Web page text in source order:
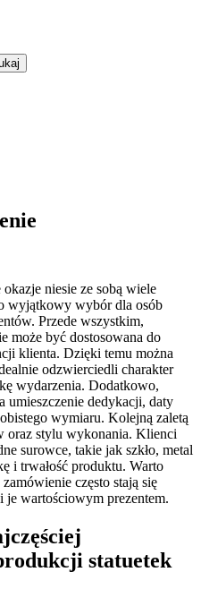
niesie ze sobą wiele
wyjątkowy wybór dla osób
Przede wszystkim,
może być dostosowana do
klienta. Dzięki temu można
odzwierciedli charakter
wydarzenia. Dodatkowo,
umieszczenie dedykacji, daty
wymiaru. Kolejną zaletą
oraz stylu wykonania. Klienci
surowce, takie jak szkło, metal
i trwałość produktu. Warto
często stają się
je wartościowym prezentem.
statuetek